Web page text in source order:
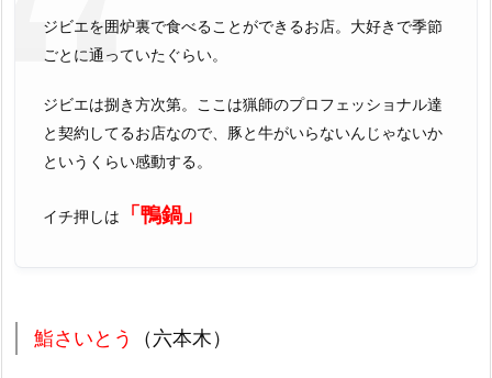
ジビエを囲炉裏で食べることができるお店。大好きで季節
ごとに通っていたぐらい。
ジビエは捌き方次第。ここは猟師のプロフェッショナル達
と契約してるお店なので、豚と牛がいらないんじゃないか
というくらい感動する。
イチ押しは 「鴨鍋」
鮨さいとう （六本木）